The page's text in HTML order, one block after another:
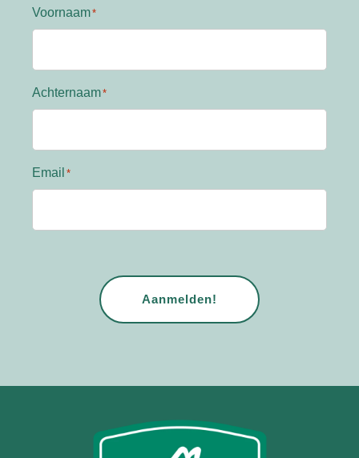
Voornaam
Achternaam
Email